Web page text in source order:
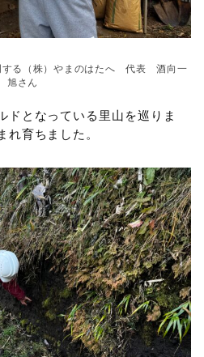
する（株）やまのはたへ 代表 酒向一
旭さん
ドとなっている里山を巡りま
れ育ちました。